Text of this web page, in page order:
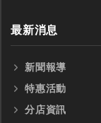
最新消息
新聞報導
特惠活動
分店資訊